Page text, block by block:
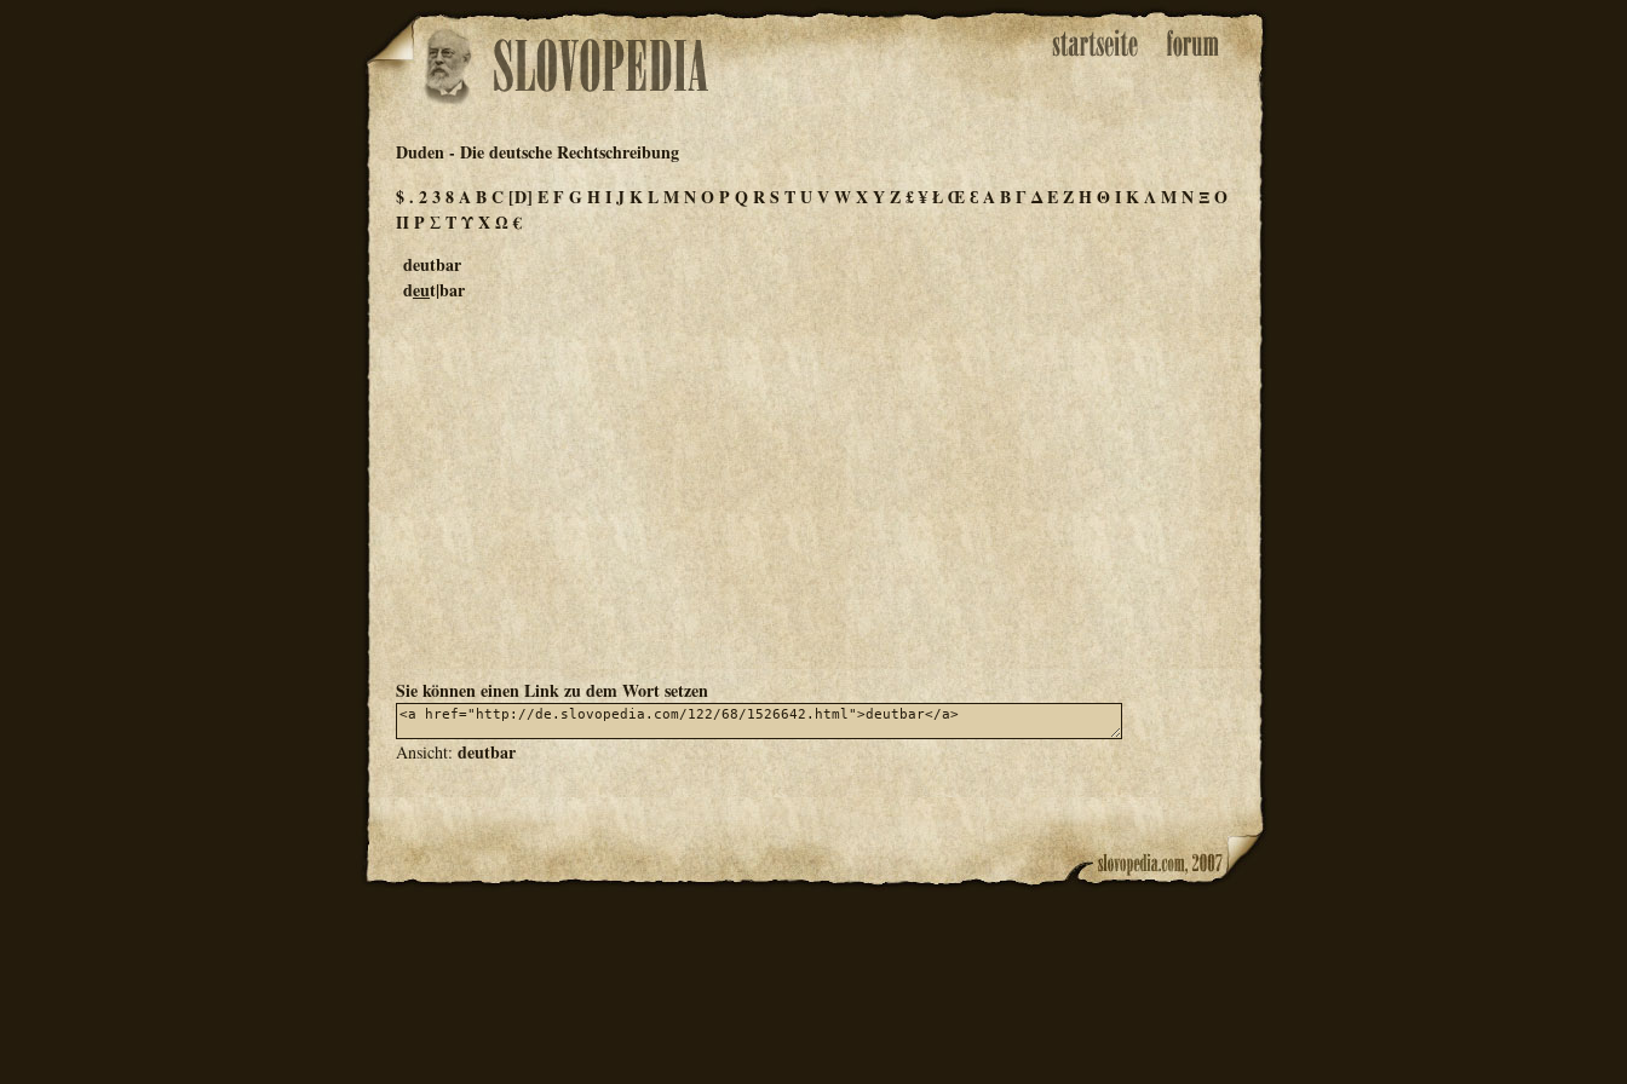
Duden - Die deutsche Rechtschreibung
$. 238ABC[D] EFGHIJKLMNOPQRS TUVWXYZ£¥ŁŒƐΑΒΓΔΕΖΗΘΙΚΛΜΝΞΟ
ΠΡΣΤΥΧΩ€
deutbar
deut|bar
Sie können einen Link zu dem Wort setzen
Ansicht: deutbar